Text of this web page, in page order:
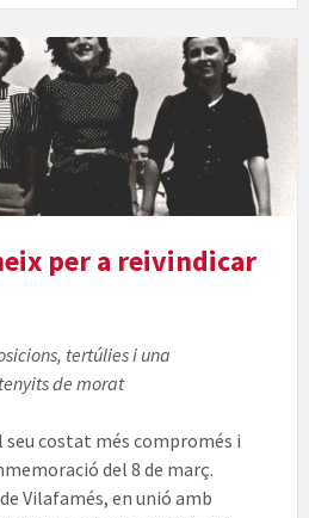
per a reivindicar
tertúlies i una
de morat
costat més compromés i
del 8 de març.
Vilafamés, en unió amb